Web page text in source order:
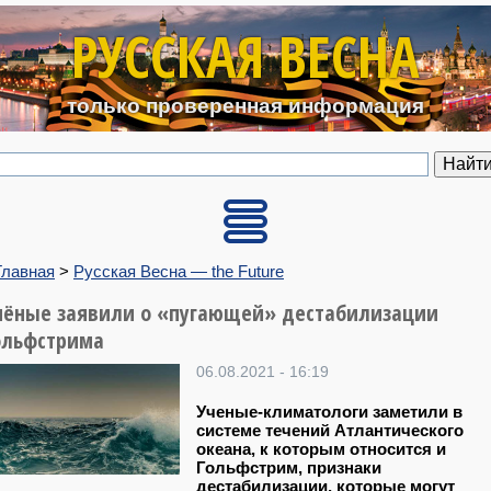
Перейти к основному
РУССКАЯ ВЕСНА
только проверенная информация
> Русская Весна — the Future
заявили о «пугающей» дестабилизации
06.08.2021 - 16:19
Ученые-климатологи заметили в
системе течений Атлантического
океана, к которым относится и
Гольфстрим, признаки
дестабилизации, которые могут